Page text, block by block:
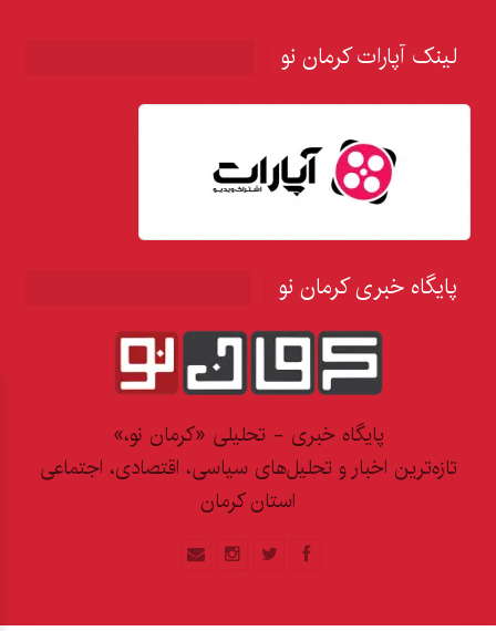
لینک آپارات کرمان نو
پایگاه خبری کرمان نو
پایگاه خبری - تحلیلی «کرمان نو،»
تازه‌ترین اخبار و تحلیل‌های سیاسی، اقتصادی، اجتماعی
استان کرمان